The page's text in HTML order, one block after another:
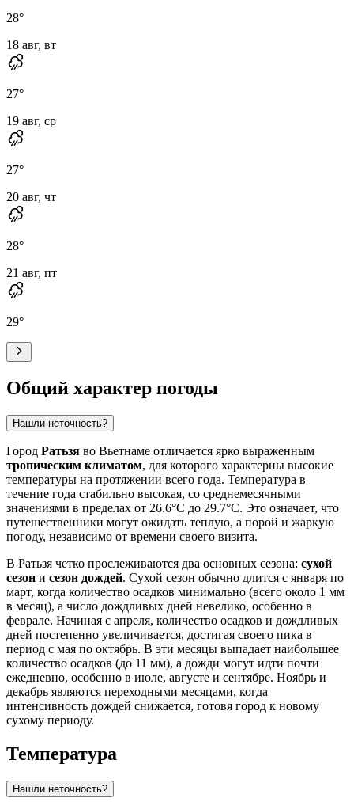
28°
18 авг, вт
27°
19 авг, ср
27°
20 авг, чт
28°
21 авг, пт
29°
Общий характер погоды
Нашли неточность?
Город Ратьзя во Вьетнаме отличается ярко выраженным
тропическим климатом, для которого характерны высокие
температуры на протяжении всего года. Температура в
течение года стабильно высокая, со среднемесячными
значениями в пределах от 26.6°C до 29.7°C. Это означает, что
путешественники могут ожидать теплую, а порой и жаркую
погоду, независимо от времени своего визита.
В Ратьзя четко прослеживаются два основных сезона: сухой
сезон и сезон дождей. Сухой сезон обычно длится с января по
март, когда количество осадков минимально (всего около 1 мм
в месяц), а число дождливых дней невелико, особенно в
феврале. Начиная с апреля, количество осадков и дождливых
дней постепенно увеличивается, достигая своего пика в
период с мая по октябрь. В эти месяцы выпадает наибольшее
количество осадков (до 11 мм), а дожди могут идти почти
ежедневно, особенно в июле, августе и сентябре. Ноябрь и
декабрь являются переходными месяцами, когда
интенсивность дождей снижается, готовя город к новому
сухому периоду.
Температура
Нашли неточность?